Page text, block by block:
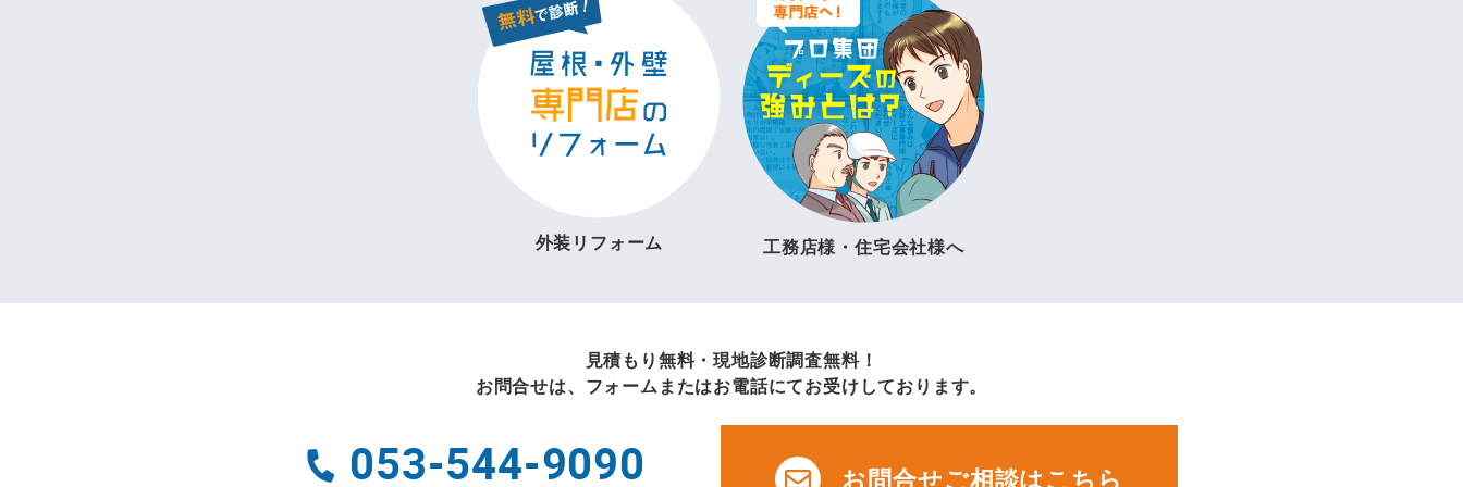
外装リフォーム 工務店様・住宅会社様へ
見積もり無料・現地診断調査無料！
お問合せは、フォームまたはお電話にてお受けしております。
053-544-9090 お問合せご相談はこちら